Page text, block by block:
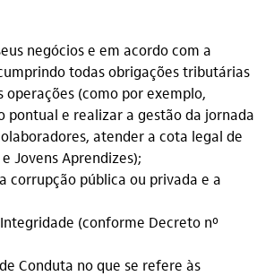
negócios e em acordo com a
todas obrigações tributárias
operações (como por exemplo,
pontual e realizar a gestão da jornada
atender a cota legal de
Jovens Aprendizes);
corrupção pública ou privada e a
(conforme Decreto nº
Conduta no que se refere às